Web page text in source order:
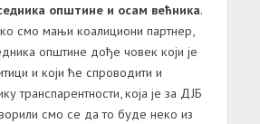
општине и осам већника.
смо мањи коалициони партнер,
општине дође човек који је
и који ће спроводити и
транспарентности, која је за ДЈБ
смо се да то буде неко из